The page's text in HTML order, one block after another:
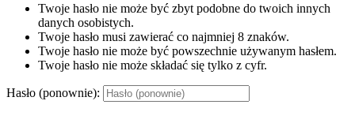
Twoje hasło nie może być zbyt podobne do twoich innych
danych osobistych.
Twoje hasło musi zawierać co najmniej 8 znaków.
Twoje hasło nie może być powszechnie używanym hasłem.
Twoje hasło nie może składać się tylko z cyfr.
Hasło (ponownie):